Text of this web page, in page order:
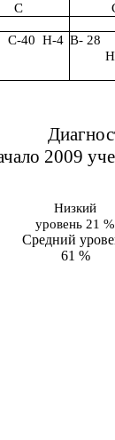
С
С-40 Н-4 В-
Н-
2009
Низкий
уровень 21 %
Средний
61 %